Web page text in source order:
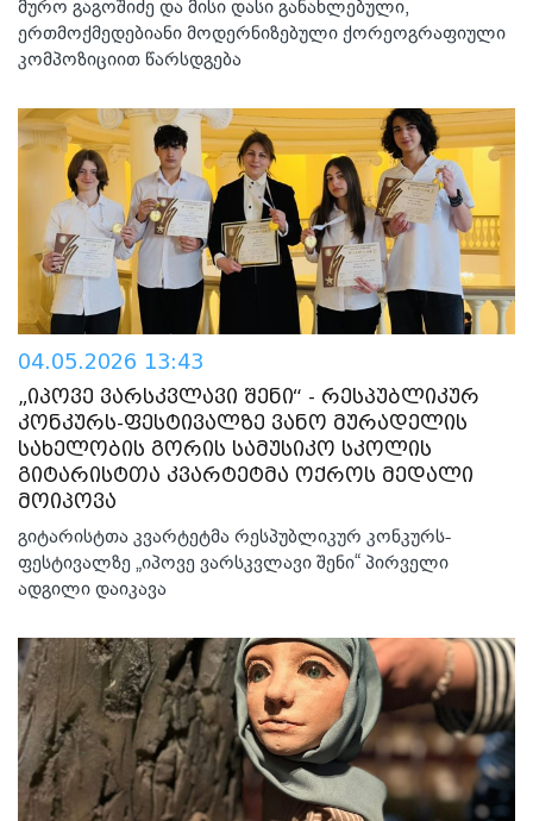
მურო გაგოშიძე და მისი დასი განახლებული,
ერთმოქმედებიანი მოდერნიზებული ქორეოგრაფიული
კომპოზიციით წარსდგება
04.05.2026 13:43
„იპოვე ვარსკვლავი შენი“ - რესპუბლიკურ
კონკურს-ფესტივალზე ვანო მურადელის
სახელობის გორის სამუსიკო სკოლის
გიტარისტთა კვარტეტმა ოქროს მედალი
მოიპოვა
გიტარისტთა კვარტეტმა რესპუბლიკურ კონკურს-
ფესტივალზე „იპოვე ვარსკვლავი შენი“ პირველი
ადგილი დაიკავა